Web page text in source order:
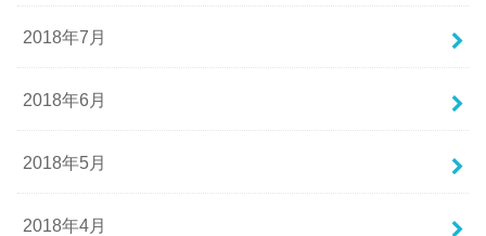
2018年7月
2018年6月
2018年5月
2018年4月